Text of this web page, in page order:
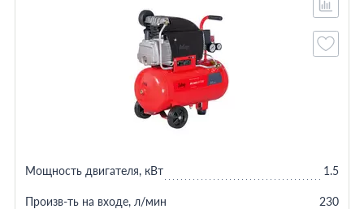
Мощность двигателя, кВт 1.5
Произв-ть на входе, л/мин 230